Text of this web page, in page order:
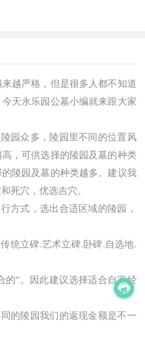
越严格，但是很多人都不知道
天永乐园公墓小编就来跟大家
园众多，陵园里不同的位置风
，可供选择的陵园及墓的种类
陵园及墓的种类越多。建议我
死穴，优选吉穴。
方式，选出合适区域的陵园，
统立碑.艺术立碑.卧碑.自选地.
的”。因此建议选择适合自家经
的陵园我们的返现金额是不一